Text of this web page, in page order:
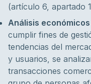
(artículo 6, apartado
Análisis
cumplir fines de
tendencias del
y usuarios, se
transacciones